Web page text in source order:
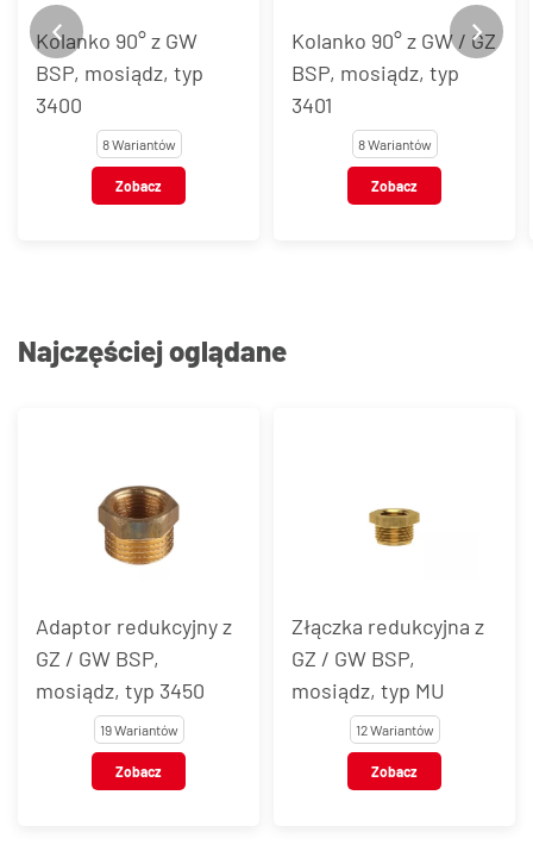
Kolanko 90° z GW
BSP, mosiądz, typ
3400
8 Wariantów
Zobacz
Kolanko 90° z GW / GZ
BSP, mosiądz, typ
3401
8 Wariantów
Zobacz
Najczęściej oglądane
Adaptor redukcyjny z
GZ / GW BSP,
mosiądz, typ 3450
19 Wariantów
Zobacz
Złączka redukcyjna z
GZ / GW BSP,
mosiądz, typ MU
12 Wariantów
Zobacz